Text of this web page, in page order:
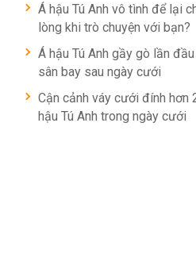
Á hậu Tú Anh vô tình để lại
lòng khi trò chuyện với bạn?
Á hậu Tú Anh gầy gò lần
sân bay sau ngày cưới
Cận cảnh váy cưới đính hơn
hậu Tú Anh trong ngày cưới